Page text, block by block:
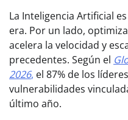
La Inteligencia Artificial
era. Por un lado,
acelera la velocidad y
precedentes. Según el
2026, el 87% de los
vulnerabilidades
último año.